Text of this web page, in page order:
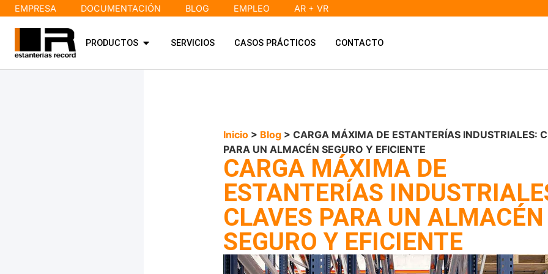
EMPRESA DOCUMENTACIÓN BLOG EMPLEO AR + VR
PRODUCTOS SERVICIOS CASOS PRÁCTICOS CONTACTO
Inicio > Blog > CARGA MÁXIMA DE ESTANTERÍAS INDUSTRIALES:
PARA UN ALMACÉN SEGURO Y EFICIENTE
CARGA MÁXIMA DE
ESTANTERÍAS
CLAVES PARA UN ALMACÉN
SEGURO Y EFICIENTE